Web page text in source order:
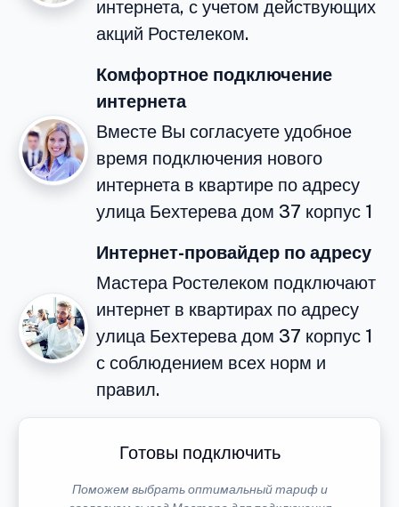
интернета, с учетом действующих
акций Ростелеком.
Комфортное подключение
интернета
Вместе Вы согласуете удобное
время подключения нового
интернета в квартире по адресу
улица Бехтерева дом 37 корпус 1
Интернет-провайдер по адресу
Мастера Ростелеком подключают
интернет в квартирах по адресу
улица Бехтерева дом 37 корпус 1
с соблюдением всех норм и
правил.
Готовы подключить
Поможем выбрать оптимальный тариф и